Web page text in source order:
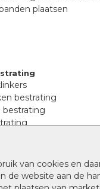
van cookies en
de website aan de
plaatsen
bestrating
bestrating